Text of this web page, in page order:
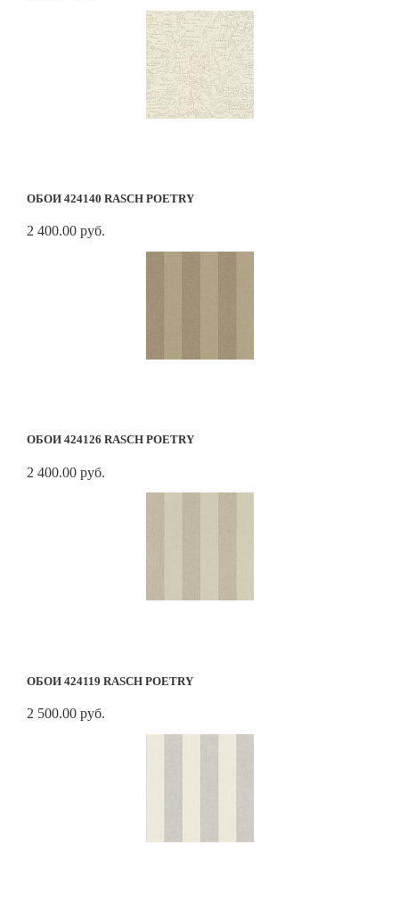
ОБОИ 424140 RASCH POETRY
2 400.00 руб.
ОБОИ 424126 RASCH POETRY
2 400.00 руб.
ОБОИ 424119 RASCH POETRY
2 500.00 руб.